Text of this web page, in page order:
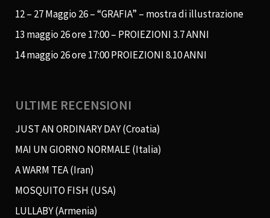
12 – 27 Maggio 26 – “GRAFIA” – mostra di illustrazione
13 maggio 26 ore 17:00 – PROIEZIONI 3.7 ANNI
14 maggio 26 ore 17:00 PROIEZIONI 8.10 ANNI
ULTIME RECENSIONI
JUST AN ORDINARY DAY (Croatia)
MAI UN GIORNO NORMALE (Italia)
A WARM TEA (Iran)
MOSQUITO FISH (USA)
LULLABY (Armenia)